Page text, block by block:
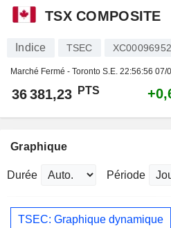
TSX COMPOSITE
Indice TSEC
Marché Fermé - Toronto S.E. 22:56:56 07/
36 381,23 PTS
Graphique
Durée Période
TSEC: Graphique dynamique